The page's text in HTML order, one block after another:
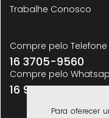
Para oferecer
Trabalhe Conosco
Compre pelo Telefone
16 3705-9560
Compre pelo
16 98200-0043